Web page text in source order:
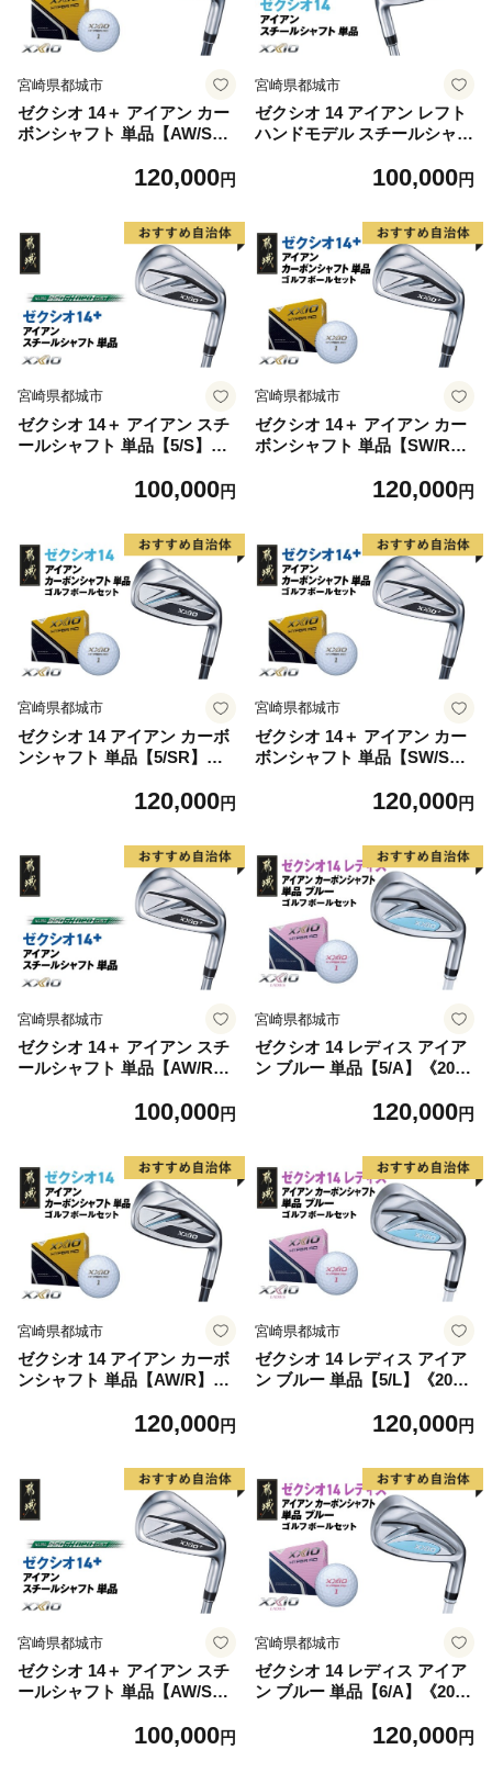
宮崎県都城市
ゼクシオ 14＋ アイアン カー
ボンシャフト 単品【AW/S】
ルセット_GV-C702-AWS _
イアン SPEEDER NX カーボ
ンシャフト ゴルフ用品 スポ
ーツ用品 日本製 MADE IN J
APAN 国産 ゴルフクラブ
120,000円
宮崎県都城市
ゼクシオ 14 アイアン レフト
ハンドモデル スチールシャフ
デル》_GK-C705-AWR _(都
アン N.S.PRO 850GH neo ス
チールシャフト レフトハンド
ゴルフ用品 スポーツ用品 日
本製 MADE IN JAPAN 国産
ゴルフクラブ
100,000円
宮崎県都城市
ゼクシオ 14＋ アイアン スチ
ールシャフト 単品【5/S】《2
_(都城市)ダンロップ ゼクシ
o スチールシャフト ゴルフ用
品 スポーツ用品 日本製 MAD
E IN JAPAN 国産 ゴルフクラ
100,000円
宮崎県都城市
ゼクシオ 14＋ アイアン カー
ボンシャフト 単品【SW/R】
ルセット_GV-C702-SWR _
イアン SPEEDER NX カーボ
ンシャフト ゴルフ用品 スポ
ーツ用品 日本製 MADE IN J
APAN 国産 ゴルフクラブ
120,000円
宮崎県都城市
ゼクシオ 14 アイアン カーボ
ンシャフト 単品【5/SR】《2
セット_GV-C701-5SR _(都城
ン MP1400 カーボンシャフト
ゴルフ用品 スポーツ用品 日
本製 MADE IN JAPAN 国産
ゴルフクラブ
120,000円
宮崎県都城市
ゼクシオ 14＋ アイアン カー
ボンシャフト 単品【SW/S】
ルセット_GV-C702-SWS _
イアン SPEEDER NX カーボ
ンシャフト ゴルフ用品 スポ
ーツ用品 日本製 MADE IN J
APAN 国産 ゴルフクラブ
120,000円
宮崎県都城市
ゼクシオ 14＋ アイアン スチ
ールシャフト 単品【AW/R】
AWR _(都城市)ダンロップ ゼ
デル アイアン N.S.PRO 950
GH neo スチールシャフト ゴ
ルフ用品 スポーツ用品 日本
製 MADE IN JAPAN 国産 ゴ
ルフクラブ
100,000円
宮崎県都城市
ゼクシオ 14 レディス アイア
ン ブルー 単品【5/A】《2025
ト_GV-C703-5A _(都城市)ダ
ズ 2025年モデル アイアン M
P1400L カーボンシャフト レ
ディス ゴルフ用品 スポーツ
用品 日本製 MADE IN JAPA
N 国産 ゴルフクラブ
120,000円
宮崎県都城市
ゼクシオ 14 アイアン カーボ
ンシャフト 単品【AW/R】
ルセット_GV-C701-AWR _
イアン MP1400 カーボンシャ
フト ゴルフ用品 スポーツ用
品 日本製 MADE IN JAPAN
国産 ゴルフクラブ
120,000円
宮崎県都城市
ゼクシオ 14 レディス アイア
ン ブルー 単品【5/L】《2025
ト_GV-C703-5L _(都城市)ダ
P1400L カーボンシャフト レ
ディス ゴルフ用品 スポーツ
用品 日本製 MADE IN JAPA
N 国産 ゴルフクラブ
120,000円
宮崎県都城市
ゼクシオ 14＋ アイアン スチ
ールシャフト 単品【AW/S】
AWS _(都城市)ダンロップ ゼ
100,000円
宮崎県都城市
ゼクシオ 14 レディス アイア
ン ブルー 単品【6/A】《2025
ト_GV-C703-6A _(都城市)ダ
120,000円